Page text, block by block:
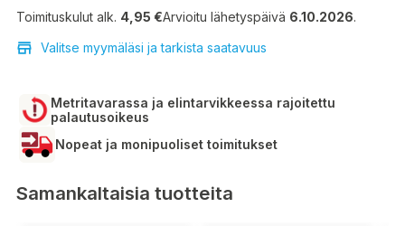
Toimituskulut alk. 4,95 €Arvioitu lähetyspäivä 6.10.2026.
Valitse myymäläsi ja tarkista saatavuus
Metritavarassa ja elintarvikkeessa rajoitettu
palautusoikeus
Nopeat ja monipuoliset toimitukset
Samankaltaisia tuotteita